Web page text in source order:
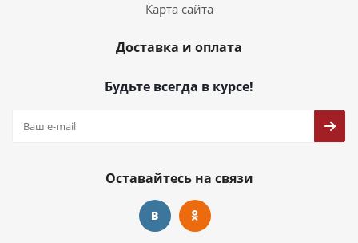
Карта сайта
Доставка и оплата
Будьте всегда в курсе!
Оставайтесь на связи